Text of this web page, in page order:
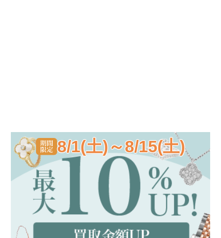
8/1(土)～8/15(土)